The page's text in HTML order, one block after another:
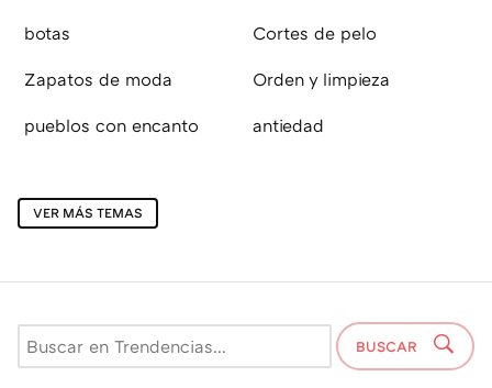
botas Cortes de pelo
Zapatos de moda Orden y limpieza
pueblos con encanto antiedad
VER MÁS TEMAS
BUSCAR